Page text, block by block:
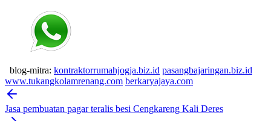
blog-mitra: kontraktorrumahjogja.biz.id pasangbajaringan.biz.id
www.tukangkolamrenang.com berkaryajaya.com
Post
navigation
Jasa pembuatan pagar teralis besi Cengkareng Kali Deres